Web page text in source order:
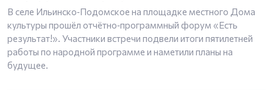
В селе Ильинско‑Подомское на площадке местного Дома
культуры прошёл отчётно‑программный форум «Есть
результат!». Участники встречи подвели итоги пятилетней
работы по народной программе и наметили планы на
будущее.